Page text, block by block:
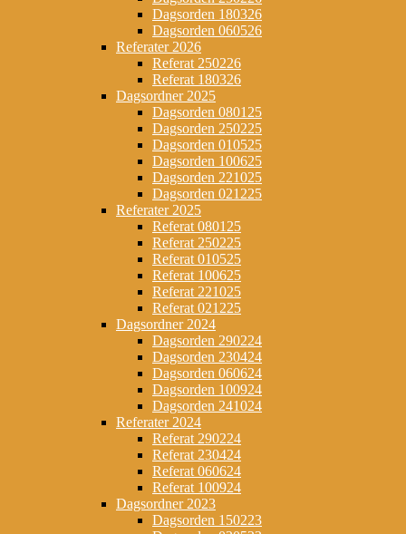
Dagsorden 180326
Dagsorden 060526
Referater 2026
Referat 250226
Referat 180326
Dagsordner 2025
Dagsorden 080125
Dagsorden 250225
Dagsorden 010525
Dagsorden 100625
Dagsorden 221025
Dagsorden 021225
Referater 2025
Referat 080125
Referat 250225
Referat 010525
Referat 100625
Referat 221025
Referat 021225
Dagsordner 2024
Dagsorden 290224
Dagsorden 230424
Dagsorden 060624
Dagsorden 100924
Dagsorden 241024
Referater 2024
Referat 290224
Referat 230424
Referat 060624
Referat 100924
Dagsordner 2023
Dagsorden 150223